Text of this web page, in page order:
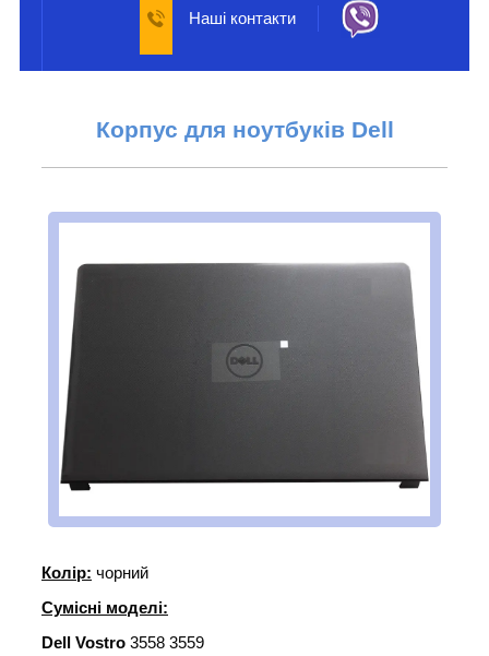
Наші контакти
Корпус для ноутбуків Dell
Колір: чорний
Сумісні моделі:
Dell Vostro 3558 3559